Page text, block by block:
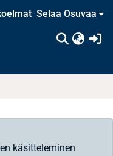
Selaa Osuvaa
käsitteleminen